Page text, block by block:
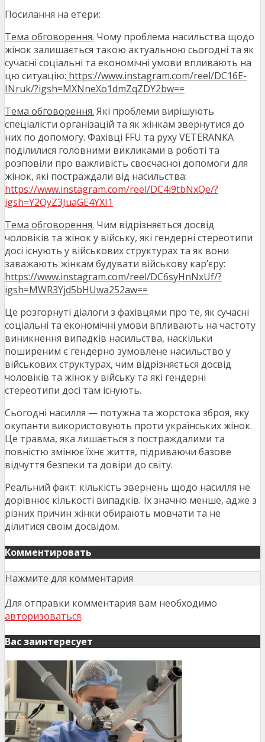
Посилання на етери:
Тема обговорення. Чому проблема насильства щодо
жінок залишається такою актуальною сьогодні та як
сучасні соціальні та економічні умови впливають на
цю ситуацію: https://www.instagram.com/reel/DC16E-
INruk/?igsh=MXNneXo1dmZqZDY2bw==
Тема обговорення. Які проблеми вирішують
спеціалісти організацій та як жінкам звернутися до
них по допомогу. Фахівці FFU та руху VETERANKA
поділилися головними викликами в роботі та
розповіли про важливість своєчасної допомоги для
жінок, які постраждали від насильства:
https://www.instagram.com/reel/DC4i9tbNxQe/?
igsh=Y2QyZ3JuaGE4YXI1
Тема обговорення. Чим відрізняється досвід
чоловіків та жінок у війську, які гендерні стереотипи
досі існують у військових структурах та як вони
заважають жінкам будувати військову кар’єру:
https://www.instagram.com/reel/DC6syHnNxUf/?
igsh=MWR3Yjd5bHUwa252aw==
Це розгорнуті діалоги з фахівцями про те, як сучасні
соціальні та економічні умови впливають на частоту
виникнення випадків насильства, наскільки
поширеним є гендерно зумовлене насильство у
військових структурах, чим відрізняється досвід
чоловіків та жінок у війську та які гендерні
стереотипи досі там існують.
Сьогодні насилля — потужна та жорстока зброя, яку
окупанти використовують проти українських жінок.
Це травма, яка лишається з постраждалими та
повністю змінює їхнє життя, підриваючи базове
відчуття безпеки та довіри до світу.
Реальний факт: кількість звернень щодо насилля не
дорівнює кількості випадків. Їх значно менше, адже з
різних причин жінки обирають мовчати та не
ділитися своїм досвідом.
Комментировать
Нажмите для комментария
Для отправки комментария вам необходимо
авторизоваться.
Вас заинтересует